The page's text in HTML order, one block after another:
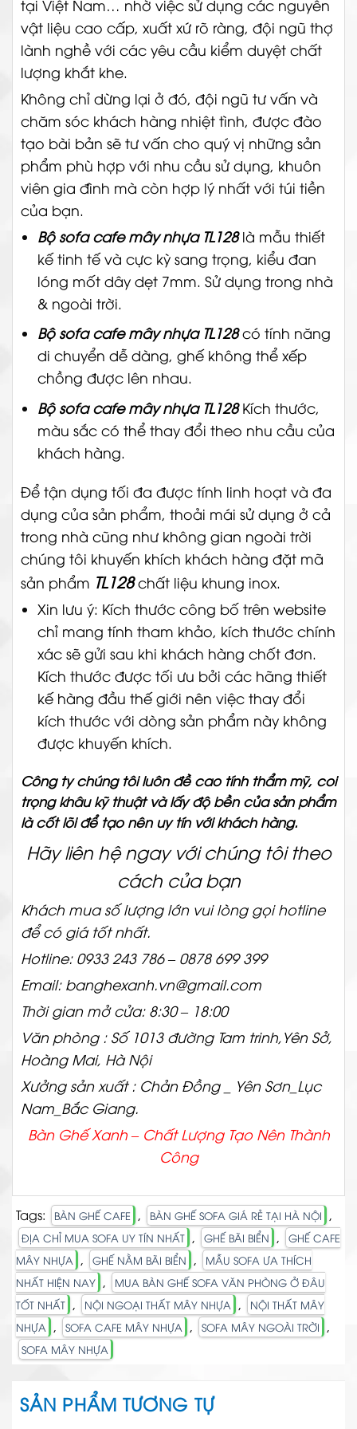
tại Việt Nam… nhờ việc sử dụng các nguyên
vật liệu cao cấp, xuất xứ rõ ràng, đội ngũ thợ
lành nghề với các yêu cầu kiểm duyệt chất
lượng khắt khe.
Không chỉ dừng lại ở đó, đội ngũ tư vấn và
chăm sóc khách hàng nhiệt tình, được đào
tạo bài bản sẽ tư vấn cho quý vị những sản
phẩm phù hợp với nhu cầu sử dụng, khuôn
viên gia đình mà còn hợp lý nhất với túi tiền
của bạn.
Bộ sofa cafe mây nhựa TL128là mẫu thiết
kế tinh tế và cực kỳ sang trọng, kiểu đan
lóng mốt dây dẹt 7mm. Sử dụng trong nhà
& ngoài trời.
Bộ sofa cafe mây nhựa TL128có tính năng
di chuyển dễ dàng, ghế không thể xếp
chồng được lên nhau.
Bộ sofa cafe mây nhựa TL128Kích thước,
màu sắc có thể thay đổi theo nhu cầu của
khách hàng.
Để tận dụng tối đa được tính linh hoạt và đa
dụng của sản phẩm, thoải mái sử dụng ở cả
trong nhà cũng như không gian ngoài trời
chúng tôi khuyến khích khách hàng đặt mã
sản phẩm TL128chất liệu khung inox.
Xin lưu ý: Kích thước công bố trên website
chỉ mang tính tham khảo, kích thước chính
xác sẽ gửi sau khi khách hàng chốt đơn.
Kích thước được tối ưu bởi các hãng thiết
kế hàng đầu thế giới nên việc thay đổi
kích thước với dòng sản phẩm này không
được khuyến khích.
Công ty chúng tôi luôn đề cao tính thẩm mỹ, coi
trọng khâu kỹ thuật và lấy độ bền của sản phẩm
là cốt lõi để tạo nên uy tín với khách hàng.
Hãy liên hệ ngay với chúng tôi theo
cách của bạn
Khách mua số lượng lớn vui lòng gọi hotline
để có giá tốt nhất.
Hotline: 0933 243 786 – 0878 699 399
Email: banghexanh.vn@gmail.com
Thời gian mở cửa: 8:30 – 18:00
Văn phòng : Số 1013 đường Tam trinh,Yên Sở,
Hoàng Mai, Hà Nội
Xưởng sản xuất : Chản Đồng _ Yên Sơn_Lục
Nam_Bắc Giang.
Bàn Ghế Xanh – ChấtLượng Tạo Nên Thành
Công
Tags: BÀN GHẾ CAFE , BÀN GHẾ SOFA GIÁ RẺ TẠI HÀ NỘI ,
ĐỊA CHỈ MUA SOFA UY TÍN NHẤT , GHẾ BÃI BIỂN ,
GHẾ CAFE
MÂY NHỰA
, GHẾ NẰM BÃI BIỂN ,
MẪU SOFA ƯA THÍCH
NHẤT HIỆN NAY ,
MUA BÀN GHẾ SOFA VĂN PHÒNG Ở ĐÂU
TỐT NHẤT , NỘI NGOẠI THẤT MÂY NHỰA ,
NỘI THẤT MÂY
NHỰA
, SOFA CAFE MÂY NHỰA , SOFA MÂY NGOÀI TRỜI ,
SOFA MÂY NHỰA
SẢN PHẨM TƯƠNG TỰ